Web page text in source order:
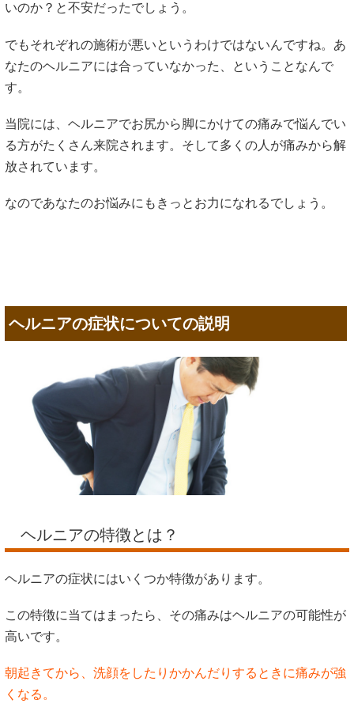
いのか？と不安だったでしょう。
でもそれぞれの施術が悪いというわけではないんですね。あ
なたのヘルニアには合っていなかった、ということなんで
す。
当院には、ヘルニアでお尻から脚にかけての痛みで悩んでい
る方がたくさん来院されます。そして多くの人が痛みから解
放されています。
なのであなたのお悩みにもきっとお力になれるでしょう。
ヘルニアの症状についての説明
ヘルニアの特徴とは？
ヘルニアの症状にはいくつか特徴があります。
この特徴に当てはまったら、その痛みはヘルニアの可能性が
高いです。
朝起きてから、洗顔をしたりかかんだりするときに痛みが強
くなる。